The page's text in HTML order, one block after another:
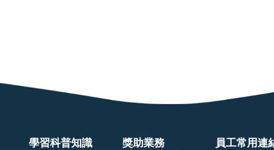
學習科普知識 獎助業務 員工常用連